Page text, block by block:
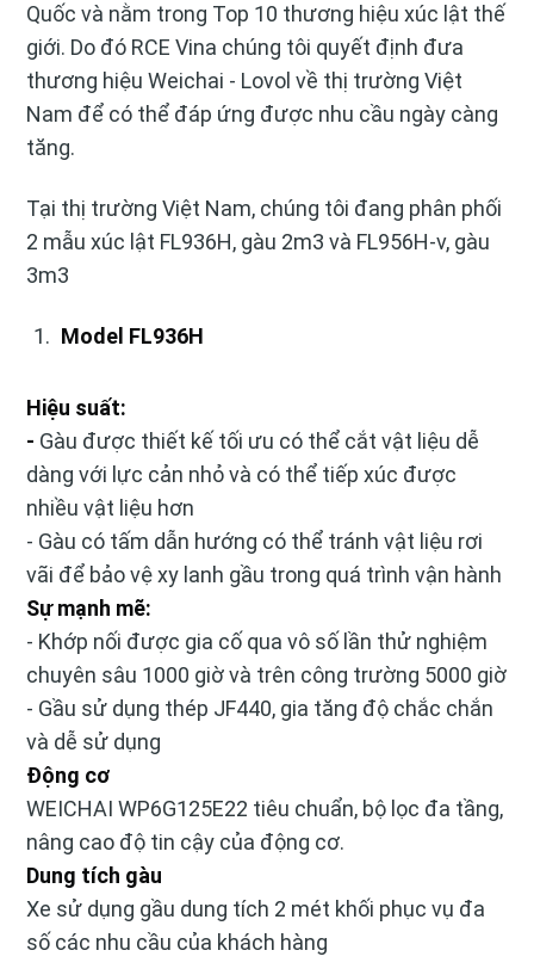
Quốc và nằm trong Top 10 thương hiệu xúc lật thế
giới. Do đó RCE Vina chúng tôi quyết định đưa
thương hiệu Weichai - Lovol về thị trường Việt
Nam để có thể đáp ứng được nhu cầu ngày càng
tăng.
Tại thị trường Việt Nam, chúng tôi đang phân phối
2 mẫu xúc lật FL936H, gàu 2m3 và FL956H-v, gàu
3m3
Model FL936H
Hiệu suất:
- Gàu được thiết kế tối ưu có thể cắt vật liệu dễ
dàng với lực cản nhỏ và có thể tiếp xúc được
nhiều vật liệu hơn
- Gàu có tấm dẫn hướng có thể tránh vật liệu rơi
vãi để bảo vệ xy lanh gầu trong quá trình vận hành
Sự mạnh mẽ:
- Khớp nối được gia cố qua vô số lần thử nghiệm
chuyên sâu 1000 giờ và trên công trường 5000 giờ
- Gầu sử dụng thép JF440, gia tăng độ chắc chắn
và dễ sử dụng
Động cơ
WEICHAI WP6G125E22 tiêu chuẩn, bộ lọc đa tầng,
nâng cao độ tin cậy của động cơ.
Dung tích gàu
Xe sử dụng gầu dung tích 2 mét khối phục vụ đa
số các nhu cầu của khách hàng